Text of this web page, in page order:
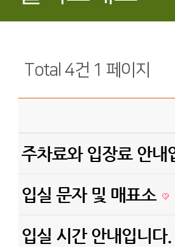
Total 4건 1 페이지
주차료와 입장료 안내
입실 문자 및 매표소
입실 시간 안내입니다.